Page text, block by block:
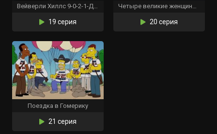
Вейверли Хиллс 9-0-2-1-Д’оу
19 серия
Четыре великие женщины и маникюр
20 серия
Поездка в Гомерику
21 серия